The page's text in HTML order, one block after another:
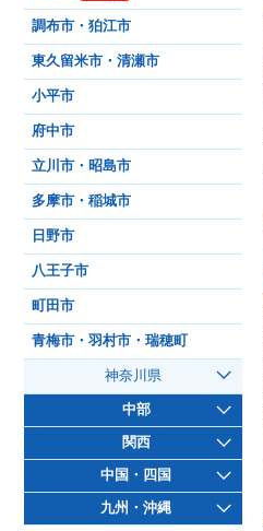
調布市・狛江市
東久留米市・清瀬市
小平市
府中市
立川市・昭島市
多摩市・稲城市
日野市
八王子市
町田市
青梅市・羽村市・瑞穂町
神奈川県
中部
関西
中国・四国
九州・沖縄